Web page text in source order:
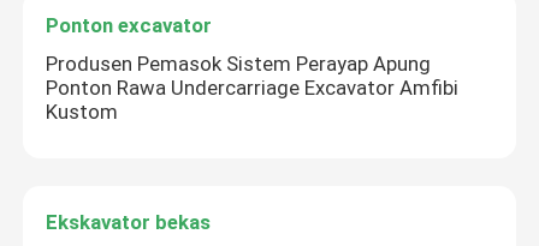
Ponton excavator
Produsen Pemasok Sistem Perayap Apung
Ponton Rawa Undercarriage Excavator Amfibi
Kustom
Ekskavator bekas